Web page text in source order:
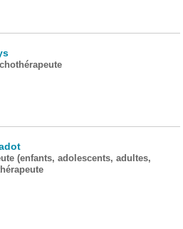
(enfants, adolescents, adultes,